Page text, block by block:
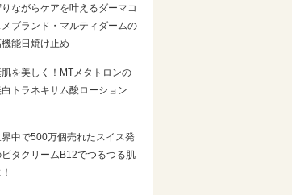
ながらケアを叶えるダーマコ
メブランド・マルティダームの
能日焼け止め
を美しく！MTメタトロンの
トラネキサム酸ローション
中で500万個売れたスイス発
タクリームB12でつるつる肌